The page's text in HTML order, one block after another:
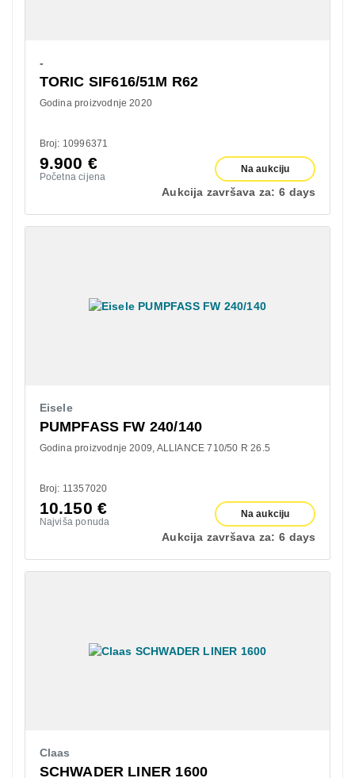
-
TORIC SIF616/51M R62
Godina proizvodnje 2020
Broj: 10996371
9.900 €
Početna cijena
Na aukciju
Aukcija završava za: 6 days
Eisele
PUMPFASS FW 240/140
Godina proizvodnje 2009 ALLIANCE 710/50 R 26.5
Broj: 11357020
10.150 €
Najviša ponuda
Na aukciju
Aukcija završava za: 6 days
Claas
SCHWADER LINER 1600